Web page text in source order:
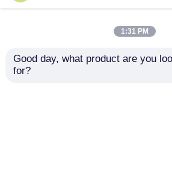
1:31 PM
Good day, what product are you
for?